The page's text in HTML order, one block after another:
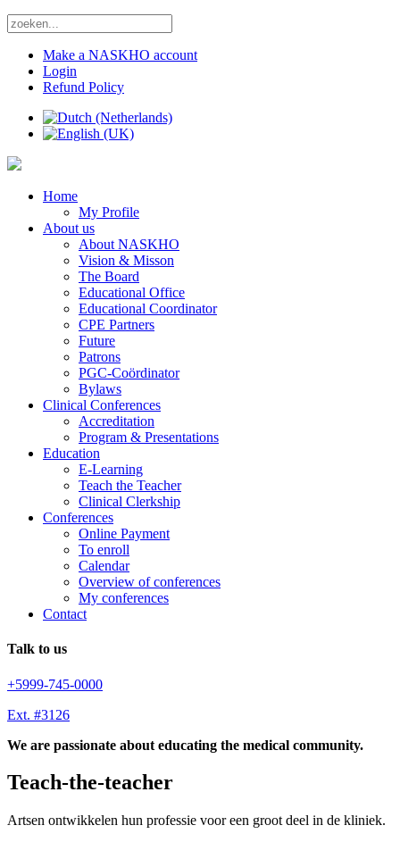
Make a NASKHO account
Login
Refund Policy
Home
My Profile
About us
About NASKHO
Vision & Misson
The Board
Educational Office
Educational Coordinator
CPE Partners
Future
Patrons
PGC-Coördinator
Bylaws
Clinical Conferences
Accreditation
Program & Presentations
Education
E-Learning
Teach the Teacher
Clinical Clerkship
Conferences
Online Payment
To enroll
Calendar
Overview of conferences
My conferences
Contact
Talk to us
+5999-745-0000
Ext. #3126
We are passionate about educating the medical community.
Teach-the-teacher
Artsen ontwikkelen hun professie voor een groot deel in de kliniek.